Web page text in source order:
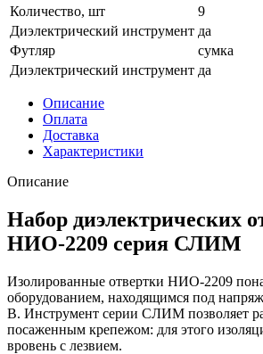
Количество, шт
9
Диэлектрический инструмент да
Футляр
сумка
Диэлектрический инструмент да
Описание
Оплата
Доставка
Характеристики
Описание
Набор диэлектрических
НИО-2209 серия СЛИМ
Изолированные отвертки НИО-2209
оборудованием, находящимся под
В. Инструмент серии СЛИМ позволяет
посаженным крепежом: для этого
вровень с лезвием.